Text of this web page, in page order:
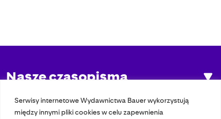
Serwisy internetowe Wydawnictwa Bauer wykorzystują
między innymi pliki cookies w celu zapewnienia
Nasze czasopisma
Nasze strony